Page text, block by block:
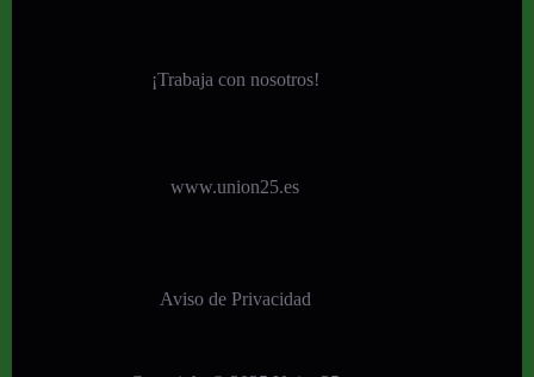
¡Trabaja con nosotros!
www.union25.es
Aviso de Privacidad